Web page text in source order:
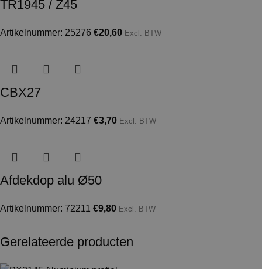
TR1945 / Z45
Artikelnummer: 25276 €20,60 Excl. BTW
CBX27
Artikelnummer: 24217 €3,70 Excl. BTW
Afdekdop alu Ø50
Artikelnummer: 72211 €9,80 Excl. BTW
Gerelateerde producten